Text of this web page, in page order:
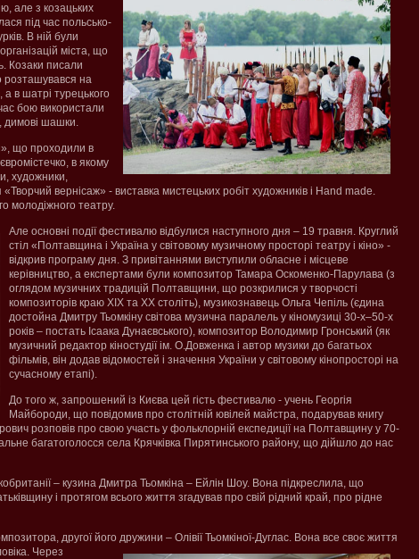
але з козацьких
під час польсько-
В ній були
міста, що
Козаки писали
розташувався на
а в шатрі турецького
бою використали
димові шашки.
що проходили в
в якому
художники,
вернісаж» - виставка мистецьких робіт художників і Hand made.
молодіжного театру.
Але основні події фестивалю відбулися наступного дня – 19 травня. Круглий
стіл «Полтавщина і Україна у світовому музичному просторі театру і кіно» -
відкрив програму дня. З привітаннями виступили обласне і місцеве
керівництво, а експертами були композитор Тамара Оскоменко-Парулава (з
оглядом музичних традицій Полтавщини, що розкрилися у творчості
композиторів краю ХІХ та ХХ століть), музикознавець Ольга Чепіль (єдина
достойна Дмитру Тьомкіну світова музична паралель у кіномузиці 30-х–50-х
років – постать Ісаака Дунаєвського), композитор Володимир Гронський (як
музичний редактор кіностудії ім. О.Довженка і автор музики до багатьох
фільмів, він додав відомостей і значення України у світовому кінопросторі на
сучасному етапі).
До того ж, запрошений із Києва цей гість фестивалю - учень Георгія
Майбороди, що повідомив про столітній ювілей майстра, подарував книгу
розповів про свою участь у фольклорній експедиції на Полтавщину у 70-
багатоголосся села Крячківка Пирятинського району, що дійшло до нас
– кузина Дмитра Тьомкіна – Ейлін Шоу. Вона підкреслила, що
і протягом всього життя згадував про свій рідний край, про рідне
другої його дружини – Олівії Тьомкіної-Дуглас. Вона все своє життя
Через